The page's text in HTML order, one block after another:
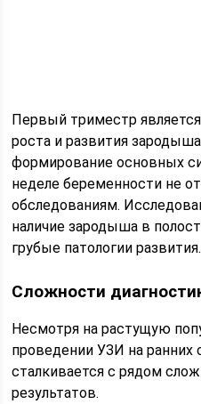
Первый триместр
роста и развития
формирование основных
неделе беременности не
обследованиям.
наличие зародыша в
грубые патологии развития.
Сложности
Несмотря на растущую
проведении УЗИ на ранних
сталкивается с рядом
результатов.